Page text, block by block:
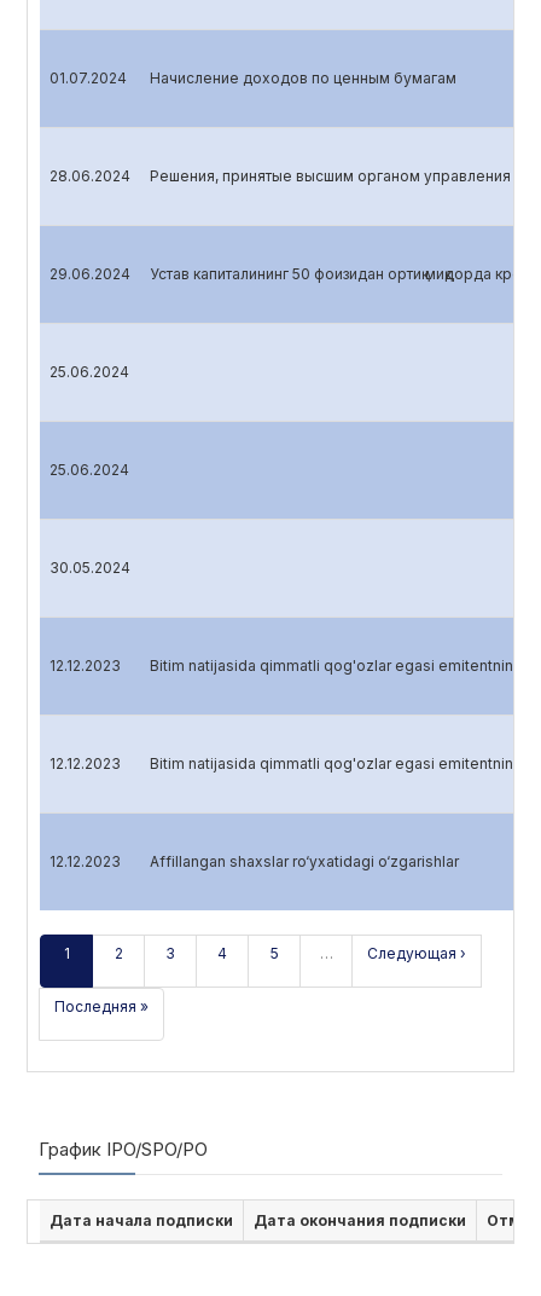
01.07.2024 Начисление доходов по ценным бумагам
28.06.2024 Решения, принятые высшим органом управления
29.06.2024 Устав капиталининг 50 фоизидан ортиқ миқдорда
25.06.2024
25.06.2024
30.05.2024
12.12.2023 Bitim natijasida qimmatli qog'ozlar egasi emitentning
12.12.2023 Bitim natijasida qimmatli qog'ozlar egasi emitentning
12.12.2023 Affillangan shaxslar ro‘yxatidagi o‘zgarishlar
1 2 3 4 5 … Следующая ›
Последняя »
График IPO/SPO/PO
Дата начала подписки Дата окончания подписки